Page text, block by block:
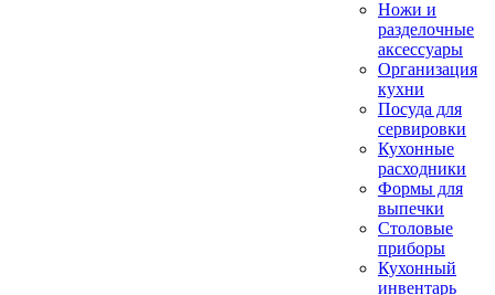
Ножи и
разделочные
аксессуары
Организация
кухни
Посуда для
сервировки
Кухонные
расходники
Формы для
выпечки
Столовые
приборы
Кухонный
инвентарь